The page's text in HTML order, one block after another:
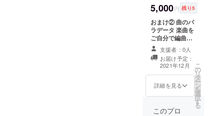
5,000円 残り5
おまけ② 曲のパ
ラデータ 楽曲を
ご自分で編曲・
ミックスしてみ
たい！というコ
アでニッチな貴
方へ。 ご希望の
楽曲1つを備考欄
に明記くださ
支援者：0人
お届け予定：
2021年12月
詳細を見る
こ
の
リ
タ
ー
ン
を
選
択
す
る
このプロ